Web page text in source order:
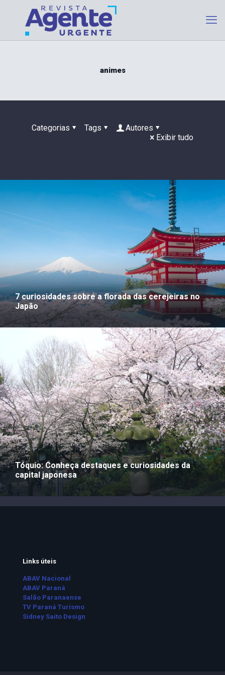
animes
Categorias Tags
Autores
Exibir tudo
7 curiosidades sobre a florada das cerejeiras no
Japão
Tóquio: Conheça destaques e curiosidades da
capital japonesa
Links úteis
ABAV Nacional
ABAV Paraná
Salão Paranaense
TV Paraná Turismo
Sidney Saito Design